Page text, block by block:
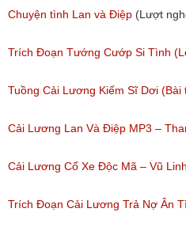
(Lượt nghe: 303)
Tân Cổ Cải Lương Đặc Sắc
(Lượt nghe: 150)
Chuyện tình Lan và Điệp (Lượt
Trích Đoạn Tướng Cướp Si Tình
Cẩm Tiên, Hồng Yến
(Lượt nghe: 1,213)
Tuồng Cải Lương Kiếm Sĩ Dơi
Phụng, Minh Châu
(Lượt nghe: 517)
Cải Lương Lan Và Điệp MP3 –
nghe: 4,352)
Cải Lương Cổ Xe Độc Mã – Vũ
nhất
Trích Đoạn Cải Lương Trả Nợ Ân